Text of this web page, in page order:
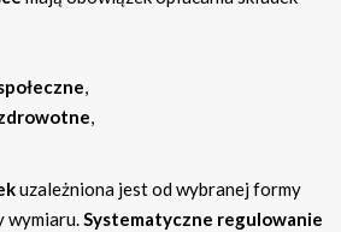
,
,
uzależniona jest od wybranej formy
wymiaru.Systematyczne regulowanie